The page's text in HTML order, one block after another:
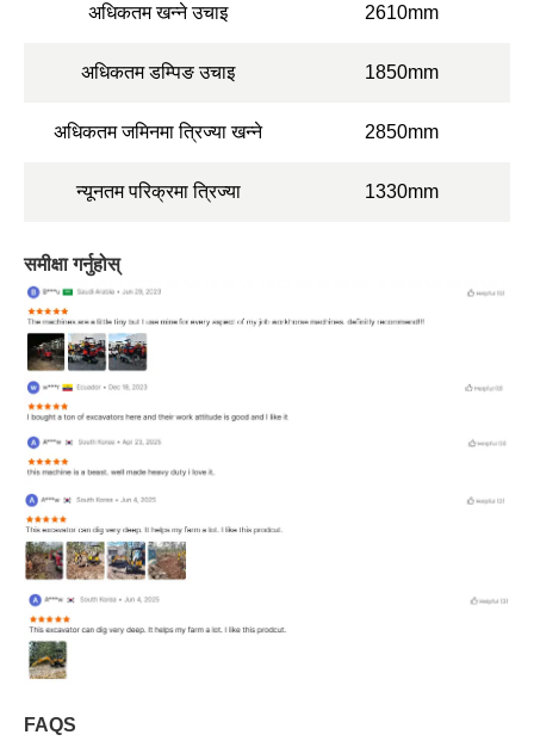
अधिकतम खन्ने उचाइ 2610mm
अधिकतम डम्पिङ उचाइ 1850mm
अधिकतम जमिनमा त्रिज्या खन्ने 2850mm
न्यूनतम परिक्रमा त्रिज्या 1330mm
समीक्षा गर्नुहोस्
FAQS